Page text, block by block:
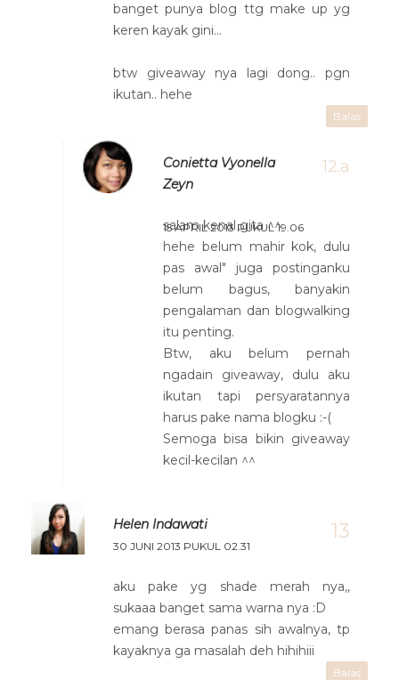
banget punya blog ttg make up yg
keren kayak gini...
btw giveaway nya lagi dong.. pgn
ikutan.. hehe
Balas
Conietta Vyonella
Zeyn
15 APRIL 2013 PUKUL 19.06
salam kenal gita ^^
hehe belum mahir kok, dulu
pas awal" juga postinganku
belum bagus, banyakin
pengalaman dan blogwalking
itu penting.
Btw, aku belum pernah
ngadain giveaway, dulu aku
ikutan tapi persyaratannya
harus pake nama blogku :-(
Semoga bisa bikin giveaway
kecil-kecilan ^^
Helen Indawati
30 JUNI 2013 PUKUL 02.31
aku pake yg shade merah nya,,
sukaaa banget sama warna nya :D
emang berasa panas sih awalnya, tp
kayaknya ga masalah deh hihihiii
Balas